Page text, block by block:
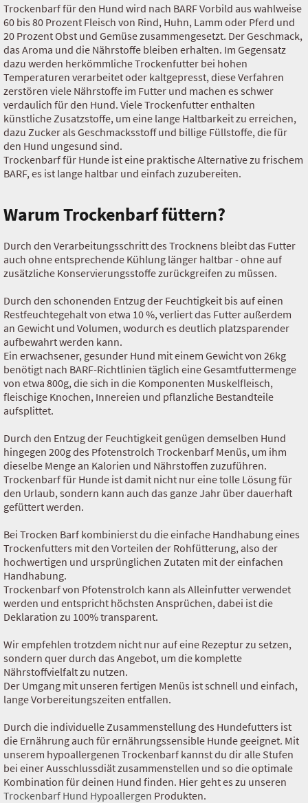
Trockenbarf für den Hund wird nach BARF Vorbild aus wahlweise
60 bis 80 Prozent Fleisch von Rind, Huhn, Lamm oder Pferd und
20 Prozent Obst und Gemüse zusammengesetzt. Der Geschmack,
das Aroma und die Nährstoffe bleiben erhalten. Im Gegensatz
dazu werden herkömmliche Trockenfutter bei hohen
Temperaturen verarbeitet oder kaltgepresst, diese Verfahren
zerstören viele Nährstoffe im Futter und machen es schwer
verdaulich für den Hund. Viele Trockenfutter enthalten
künstliche Zusatzstoffe, um eine lange Haltbarkeit zu erreichen,
dazu Zucker als Geschmacksstoff und billige Füllstoffe, die für
den Hund ungesund sind.
Trockenbarf für Hunde ist eine praktische Alternative zu frischem
BARF, es ist lange haltbar und einfach zuzubereiten.
Warum Trockenbarf füttern?
Durch den Verarbeitungsschritt des Trocknens bleibt das Futter
auch ohne entsprechende Kühlung länger haltbar - ohne auf
zusätzliche Konservierungsstoffe zurückgreifen zu müssen.
Durch den schonenden Entzug der Feuchtigkeit bis auf einen
Restfeuchtegehalt von etwa 10 %, verliert das Futter außerdem
an Gewicht und Volumen, wodurch es deutlich platzsparender
aufbewahrt werden kann.
Ein erwachsener, gesunder Hund mit einem Gewicht von 26kg
benötigt nach BARF-Richtlinien täglich eine Gesamtfuttermenge
von etwa 800g, die sich in die Komponenten Muskelfleisch,
fleischige Knochen, Innereien und pflanzliche Bestandteile
aufsplittet.
Durch den Entzug der Feuchtigkeit genügen demselben Hund
hingegen 200g des Pfotenstrolch Trockenbarf Menüs, um ihm
dieselbe Menge an Kalorien und Nährstoffen zuzuführen.
Trockenbarf für Hunde ist damit nicht nur eine tolle Lösung für
den Urlaub, sondern kann auch das ganze Jahr über dauerhaft
gefüttert werden.
Bei Trocken Barf kombinierst du die einfache Handhabung eines
Trockenfutters mit den Vorteilen der Rohfütterung, also der
hochwertigen und ursprünglichen Zutaten mit der einfachen
Handhabung.
Trockenbarf von Pfotenstrolch kann als Alleinfutter verwendet
werden und entspricht höchsten Ansprüchen, dabei ist die
Deklaration zu 100% transparent.
Wir empfehlen trotzdem nicht nur auf eine Rezeptur zu setzen,
sondern quer durch das Angebot, um die komplette
Nährstoffvielfalt zu nutzen.
Der Umgang mit unseren fertigen Menüs ist schnell und einfach,
lange Vorbereitungszeiten entfallen.
Durch die individuelle Zusammenstellung des Hundefutters ist
die Ernährung auch für ernährungssensible Hunde geeignet. Mit
unserem hypoallergenen Trockenbarf kannstdu dir alle Stufen
bei einer Ausschlussdiät zusammenstellen und so die optimale
Kombination für deinen Hund finden. Hier geht es zu unseren
Trockenbarf Hund Hypoallergen Produkten.